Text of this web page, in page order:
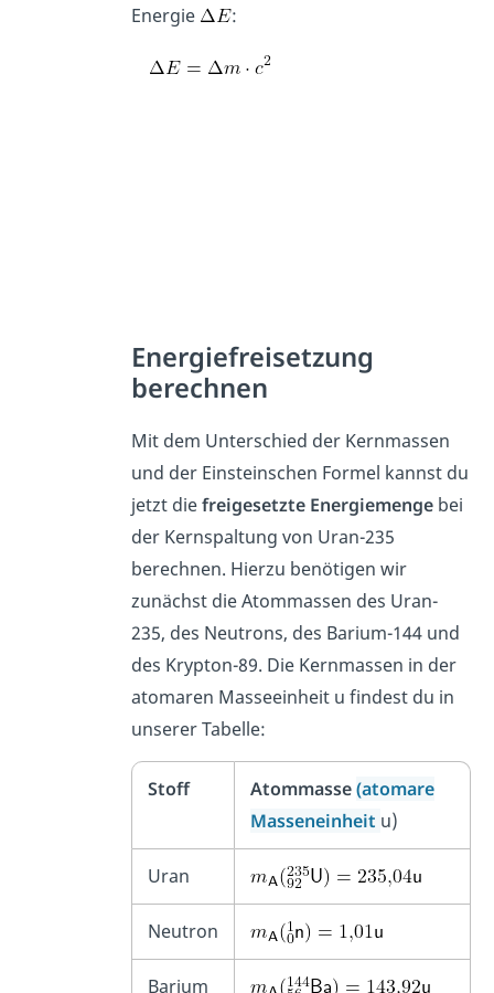
Energie
:
Energiefreisetzung
berechnen
Mit dem Unterschied der Kernmassen
und der Einsteinschen Formel kannst du
jetzt diefreigesetzte Energiemenge bei
der Kernspaltung von Uran-235
berechnen. Hierzu benötigen wir
zunächst die Atommassen des Uran-
235, des Neutrons, des Barium-144 und
des Krypton-89. Die Kernmassen in der
atomaren Masseeinheit u findest du in
unserer Tabelle:
Stoff Atommasse (atomare
Masseneinheit u)
Uran
Neutron
Barium